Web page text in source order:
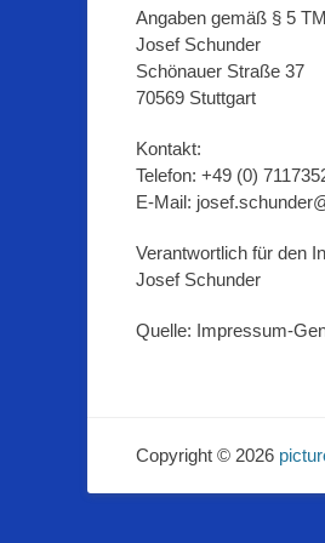
Angaben gemäß § 5
Josef Schunder
Schönauer Straße 37
70569 Stuttgart
Kontakt:
Telefon: +49 (0)
E-Mail:
Verantwortlich für den
Josef Schunder
Quelle: Impressum-
Copyright © 2026